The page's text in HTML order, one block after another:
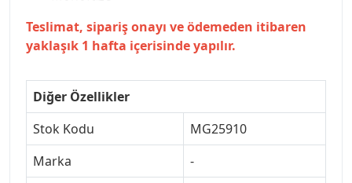
Teslimat, sipariş onayı ve ödemeden itibaren
yaklaşık 1 hafta içerisinde yapılır.
Diğer Özellikler
Stok Kodu
MG25910
Marka
-